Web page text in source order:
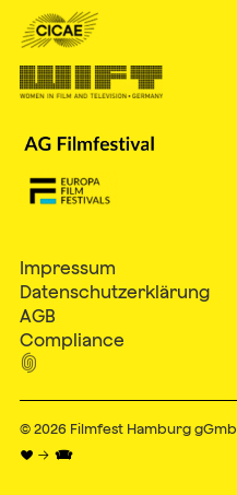
Impressum
Datenschutzerklärung
AGB
Compliance

© 2026 Filmfest Hamburg
♥ → 